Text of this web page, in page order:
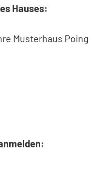
Hauses:
Musterhaus Poing